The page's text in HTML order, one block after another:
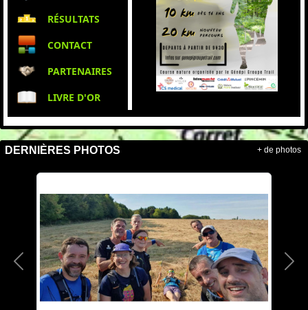
RÉSULTATS
CONTACT
PARTENAIRES
LIVRE D'OR
DERNIÈRES PHOTOS
Précedent
+ de photos